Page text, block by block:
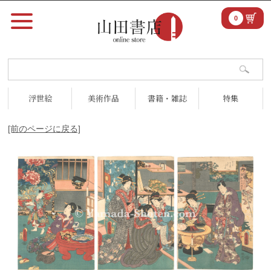
浮世絵 美術作品 書籍・雑誌 特集
0
[前のページに戻る]